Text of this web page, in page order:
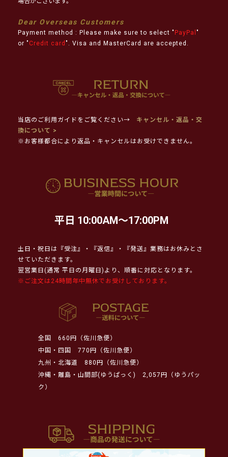
Dear Overseas Customers
Payment method : Please make sure to select " PayPal "
or " Credit card ". Visa and MasterCard are accepted.
当店のご利用ガイドをご覧ください→
キャンセル・返品・交
換について >
※お客様都合により返品・キャンセルはお受けできません。
平日 10:00AM～17:00PM
土日・祝日は『受注』・『返信』・『発送』業務はお休みとさ
せていただきます。
翌営業日(通常 平日の月曜日)より、順番に対応となります。
※ご注文は24時間年中無休でお受けしております。
全国
660円（佐川急便）
中国・四国
770円（佐川急便）
九州・北海道
880円（佐川急便）
沖縄・離島・山間部(ゆうぱっく)
2,057円（ゆうパッ
ク）